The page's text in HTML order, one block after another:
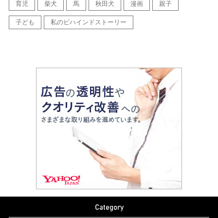
育児 柴犬 馬 秋田犬 漫画 親子
子ども 私のビハインドストーリー
Category